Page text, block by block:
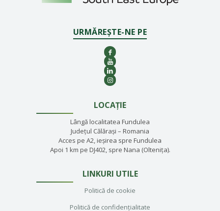
URMĂREȘTE-NE PE
LOCAȚIE
Lângă localitatea Fundulea
Județul Călărași – Romania
Acces pe A2, ieșirea spre Fundulea
Apoi 1 km pe DJ402, spre Nana (Oltenița).
LINKURI UTILE
Politică de cookie
Politică de confidențialitate